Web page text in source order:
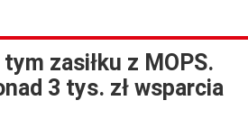
zasiłku z MOPS.
3 tys. zł wsparcia